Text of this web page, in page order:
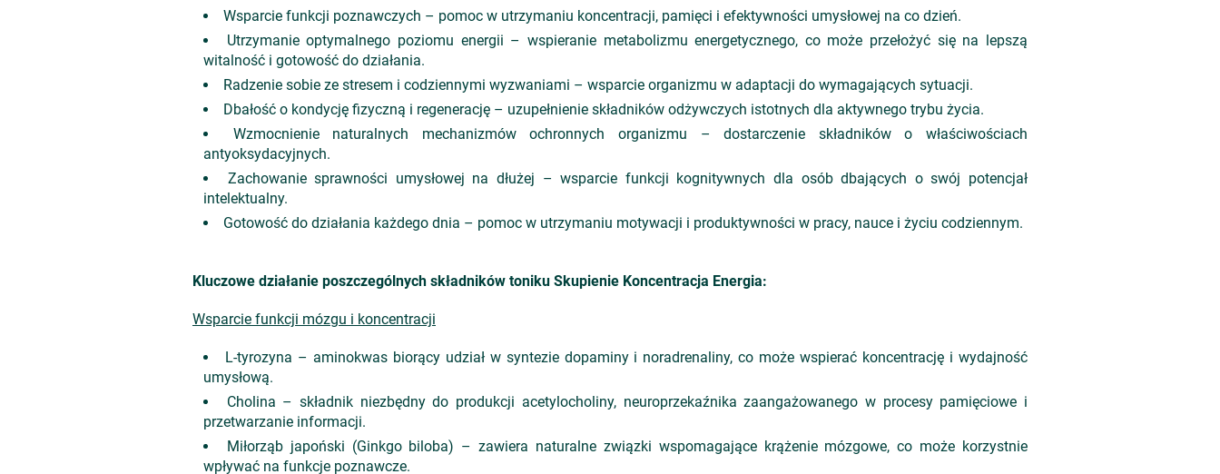
Wsparcie funkcji poznawczych – pomoc w utrzymaniu koncentracji, pamięci i efektywności umysłowej na co dzień.
Utrzymanie optymalnego poziomu energii – wspieranie metabolizmu energetycznego, co może przełożyć się na lepszą
witalność i gotowość do działania.
Radzenie sobie ze stresem i codziennymi wyzwaniami – wsparcie organizmu w adaptacji do wymagających sytuacji.
Dbałość o kondycję fizyczną i regenerację – uzupełnienie składników odżywczych istotnych dla aktywnego trybu życia.
Wzmocnienie naturalnych mechanizmów ochronnych organizmu – dostarczenie składników o właściwościach
antyoksydacyjnych.
Zachowanie sprawności umysłowej na dłużej – wsparcie funkcji kognitywnych dla osób dbających o swój potencjał
intelektualny.
Gotowość do działania każdego dnia – pomoc w utrzymaniu motywacji i produktywności w pracy, nauce i życiu codziennym.
Kluczowe działanie poszczególnych składników toniku Skupienie Koncentracja Energia:
Wsparcie funkcji mózgu i koncentracji
L-tyrozyna – aminokwas biorący udział w syntezie dopaminy i noradrenaliny, co może wspierać koncentrację i wydajność
umysłową.
Cholina – składnik niezbędny do produkcji acetylocholiny, neuroprzekaźnika zaangażowanego w procesy pamięciowe i
przetwarzanie informacji.
Miłorząb japoński (Ginkgo biloba) – zawiera naturalne związki wspomagające krążenie mózgowe, co może korzystnie
wpływać na funkcje poznawcze.